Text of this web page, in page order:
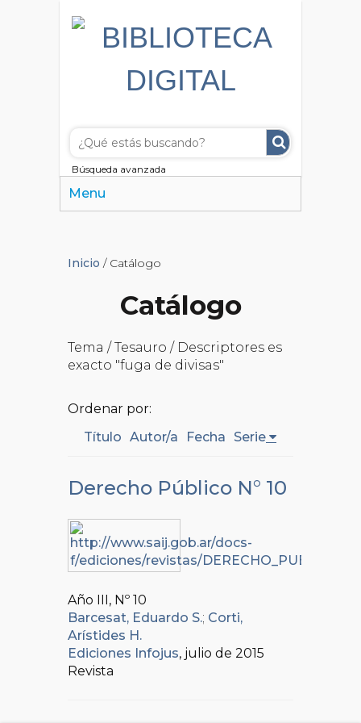
Búsqueda avanzada
Menu
Inicio / Catálogo
Catálogo
Tema / Tesauro / Descriptores es
exacto "fuga de divisas"
Ordenar por:
Título Autor/a Fecha Serie
Derecho Público N° 10
Año III, Nº 10
Barcesat, Eduardo S.; Corti,
Arístides H.
Ediciones Infojus, julio de 2015
Revista